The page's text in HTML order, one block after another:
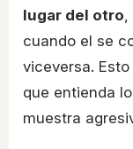
lugar del otro,
cuando el se
viceversa.
que entienda
muestra